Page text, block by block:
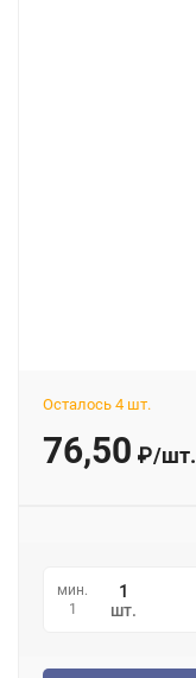
Осталось 4 шт.
76,50 ₽/шт.
мин.
1
шт.